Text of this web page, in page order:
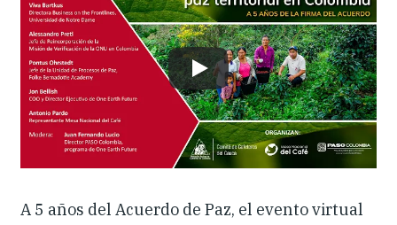
Noticias y eventos
A 5 años del Acuerdo de Paz, el evento virtual